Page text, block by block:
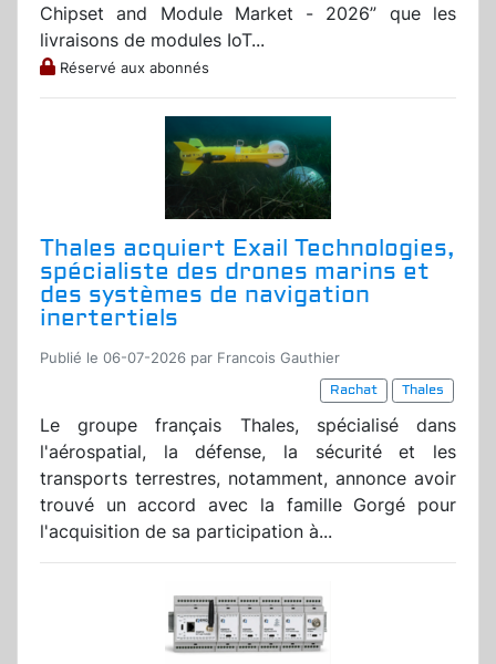
Chipset and Module Market - 2026” que les
livraisons de modules IoT...
Réservé aux abonnés
Thales acquiert Exail Technologies,
spécialiste des drones marins et
des systèmes de navigation
inertertiels
Publié le 06-07-2026 par Francois Gauthier
Rachat
Thales
Le groupe français Thales, spécialisé dans
l'aérospatial, la défense, la sécurité et les
transports terrestres, notamment, annonce avoir
trouvé un accord avec la famille Gorgé pour
l'acquisition de sa participation à...